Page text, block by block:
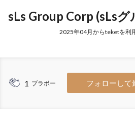
sLs Group Corp (sLs
2025年04月からteketを利
1 ブラボー フォローして